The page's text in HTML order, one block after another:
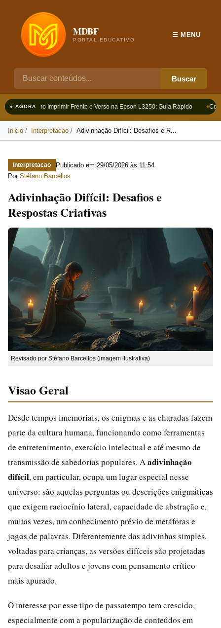
MDBF
PORTAL EDUCATIVO
Buscar
☰ MENU
● AGORAComo Imprimir Frente e Verso na Epson L3250: Guia Rápido
Inicio Interpretacao Adivinhação Difícil: Desafios e R...
Interpretacao Publicado em 29/05/2026 às 11:54
Por Stéfano Barcellos
Adivinhação Difícil: Desafios e
Respostas Criativas
Revisado por Stéfano Barcellos (imagem ilustrativa)
Visao Geral
Desde tempos imemoriais, os enigmas e as charadas fazem
parte da cultura humana, funcionando como ferramentas
de entretenimento, exercício intelectual e até mesmo de
transmissão de sabedorias populares. A adivinhação
difícil, em particular, ocupa um lugar especial nesse
universo: são aquelas perguntas ou descrições enigmáticas
que exigem raciocínio lateral, capacidade de abstração e,
muitas vezes, um conhecimento prévio de metáforas e
jogos de palavras. Diferentemente das adivinhas simples,
voltadas para crianças, as versões difíceis são projetadas
para desafiar adultos e jovens com pensamento crítico
mais apurado.
O interesse por esse tipo de passatempo tem crescido,
especialmente com a popularização de conteúdos em